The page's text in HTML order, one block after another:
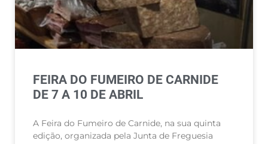
FEIRA DO FUMEIRO DE CARNIDE
DE 7 A 10 DE ABRIL
A Feira do Fumeiro de Carnide, na sua quinta
edição, organizada pela Junta de Freguesia